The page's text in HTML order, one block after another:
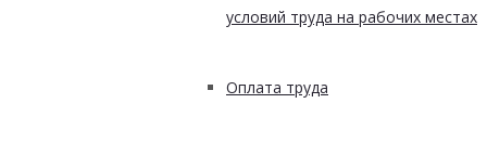
условий труда на рабочих местах
Оплата труда